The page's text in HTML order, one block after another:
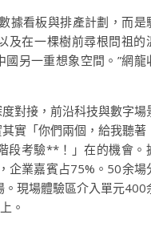
據看板與排產計劃，而是
及在一棵樹前尋根問祖的
另一重想象空間。”網龍
對接，前沿科技與數字場
實「你們兩個，給我聽著
段考驗**！」在的機會。
企業嘉賓占75%。50余場
現場體驗區介入單元400
。